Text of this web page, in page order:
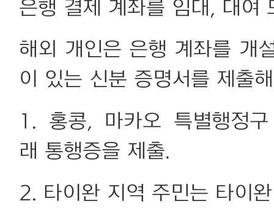
은행 결제 계좌를 임대, 대여
해외 개인은 은행 계좌를 개
이 있는 신분 증명서를 제출
1. 홍콩, 마카오 특별행정
래 통행증을 제출.
2. 타이완 지역 주민는 타이